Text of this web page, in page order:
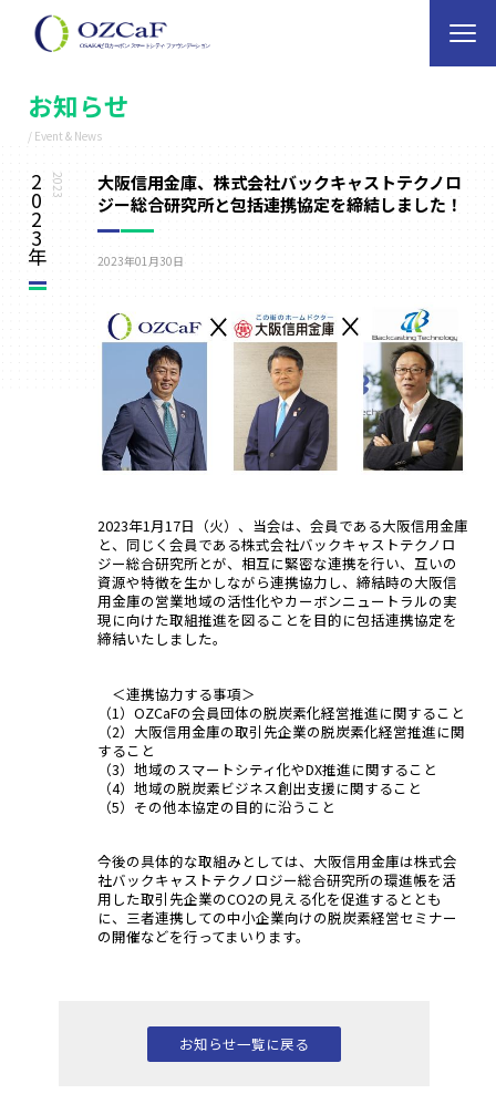
お知らせ
/ Event & News
2023
2
0
2
3
年
大阪信用金庫、株式会社バックキャストテクノロ
ジー総合研究所と包括連携協定を締結しました！
2023年01月30日
2023年1月17日（火）、当会は、会員である大阪信用金庫
と、同じく会員である株式会社バックキャストテクノロ
ジー総合研究所とが、相互に緊密な連携を行い、互いの
資源や特徴を生かしながら連携協力し、締結時の大阪信
用金庫の営業地域の活性化やカーボンニュートラルの実
現に向けた取組推進を図ることを目的に包括連携協定を
締結いたしました。
＜連携協力する事項＞
（1）OZCaFの会員団体の脱炭素化経営推進に関すること
（2）大阪信用金庫の取引先企業の脱炭素化経営推進に関
すること
（3）地域のスマートシティ化やDX推進に関すること
（4）地域の脱炭素ビジネス創出支援に関すること
（5）その他本協定の目的に沿うこと
今後の具体的な取組みとしては、大阪信用金庫は株式会
社バックキャストテクノロジー総合研究所の環進帳を活
用した取引先企業のCO2の見える化を促進するととも
に、三者連携しての中小企業向けの脱炭素経営セミナー
の開催などを行ってまいります。
お知らせ一覧に戻る